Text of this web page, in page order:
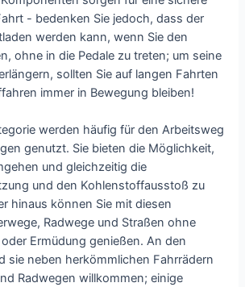
- bedenken Sie jedoch, dass der
werden kann, wenn Sie den
ohne in die Pedale zu treten; um seine
sollten Sie auf langen Fahrten
immer in Bewegung bleiben!
werden häufig für den Arbeitsweg
genutzt. Sie bieten die Möglichkeit,
und gleichzeitig die
und den Kohlenstoffausstoß zu
hinaus können Sie mit diesen
Radwege und Straßen ohne
Ermüdung genießen. An den
sie neben herkömmlichen Fahrrädern
Radwegen willkommen; einige